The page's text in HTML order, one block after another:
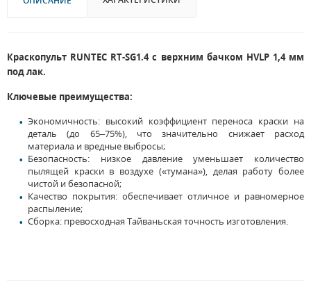
Краскопульт RUNTEC RT-SG1.4 с верхним бачком HVLP 1,4 мм
под лак.
Ключевые преимущества:
Экономичность: высокий коэффициент переноса краски на
деталь (до 65–75%), что значительно снижает расход
материала и вредные выбросы;
Безопасность: низкое давление уменьшает количество
пылящей краски в воздухе («тумана»), делая работу более
чистой и безопасной;
Качество покрытия: обеспечивает отличное и равномерное
распыление;
Сборка: превосходная Тайваньская точность изготовления.